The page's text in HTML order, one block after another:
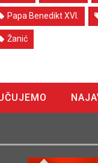
Papa Benedikt XVI.
Žanić